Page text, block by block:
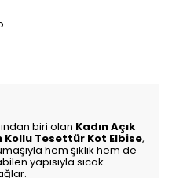
biri olan Kadın Açık
Kollu Tesettür Kot Elbise,
hem şıklık hem de
yapısıyla sıcak